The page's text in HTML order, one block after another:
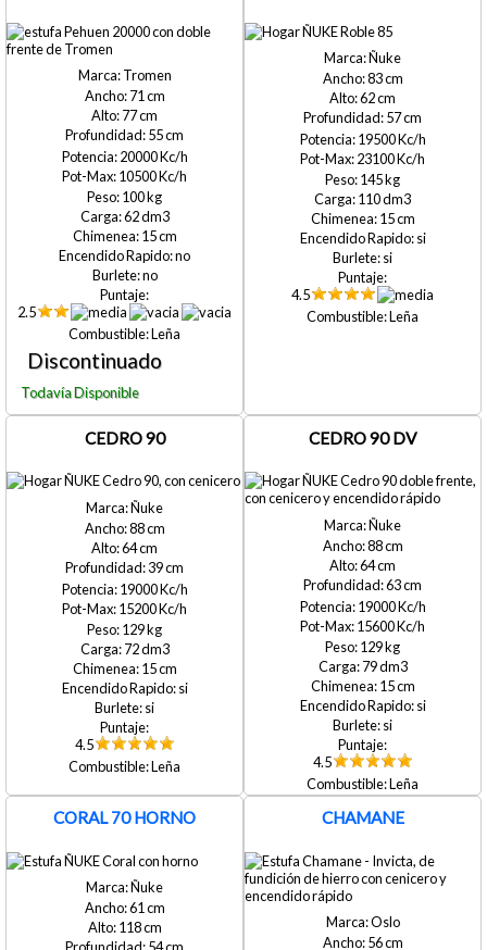
Tromen
71
77
55
20000
10500
100
62
15
no
no
2.5
Leña
Ñuke
83
62
57
19500
23100
145
110
15
si
si
4.5
Leña
CEDRO 90
Ñuke
88
64
39
19000
15200
129
72
15
si
si
4.5
Leña
CEDRO 90 DV
Ñuke
88
64
63
19000
15600
129
79
15
si
si
4.5
Leña
CORAL 70 HORNO
Ñuke
61
118
CHAMANE
Oslo
56